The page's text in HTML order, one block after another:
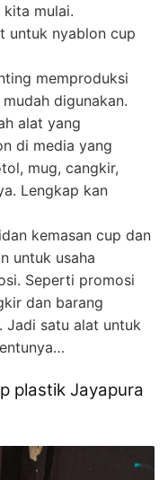
mulai.
untuk nyablon cup
memproduksi
digunakan.
alat yang
di media yang
mug, cangkir,
Lengkap kan
kemasan cup dan
untuk usaha
Seperti promosi
dan barang
Jadi satu alat untuk
plastik Jayapura